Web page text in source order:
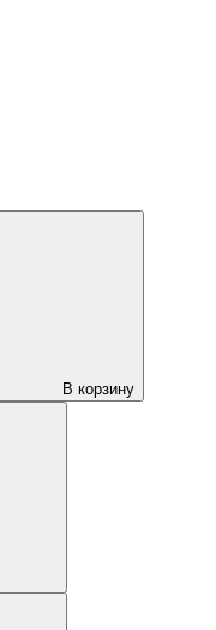
В корзину